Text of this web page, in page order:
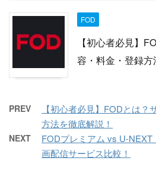
FOD
【初心者必見】
容・料金・登録方
PREV
【初心者必見】FODとは
方法を徹底解説！
NEXT
FODプレミアム vs U-
画配信サービス比較！